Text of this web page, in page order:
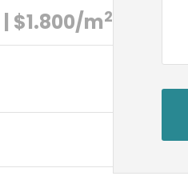
| $1.800/m2